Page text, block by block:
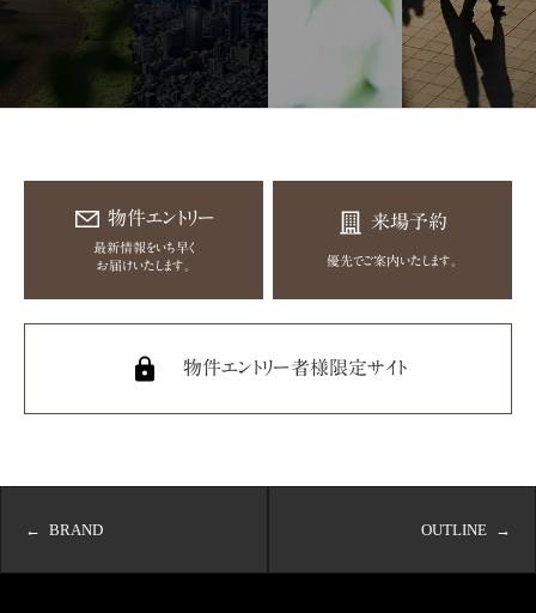
物件エントリー
最新情報をいち早く
お届けいたします。
来場予約
優先でご案内いたします。
物件エントリー者様限定サイト
BRAND OUTLINE